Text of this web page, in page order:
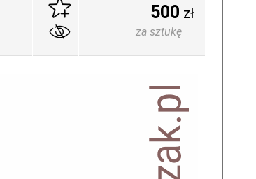
500 zł
za sztukę